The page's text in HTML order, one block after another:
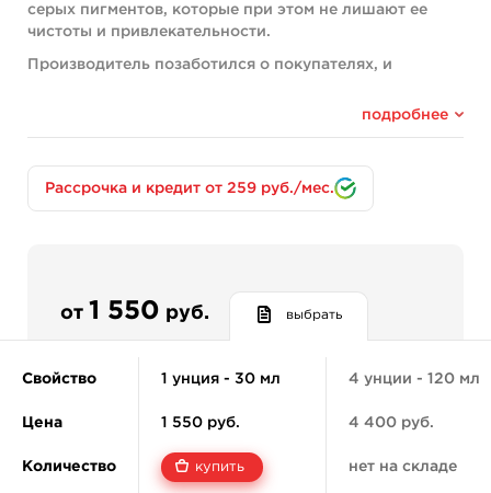
серых пигментов, которые при этом не лишают ее
чистоты и привлекательности.
Производитель позаботился о покупателях, и
Пигмент входит в сет:A.D. Pancho ProTeam Colorset 16
Состав:
Pigment White 6 (CI 77891)
Для создания своих красок, компания World Famous
вреда здоровью человека. Чтобы сделать краску
канифолью, которая не позволяет пигментам оседать
помочь обеззаразить кожу, на которую наносится
татуировка, в каждый флакон добавляется:
подробнее
Рассрочка и кредит от 259 руб./мес.
от 1 550 руб. выбрать
Свойство
Цена
Количество
1 унция - 30 мл
1 550 руб.
купить
4 унции - 120 мл
4 400 руб.
нет на складе